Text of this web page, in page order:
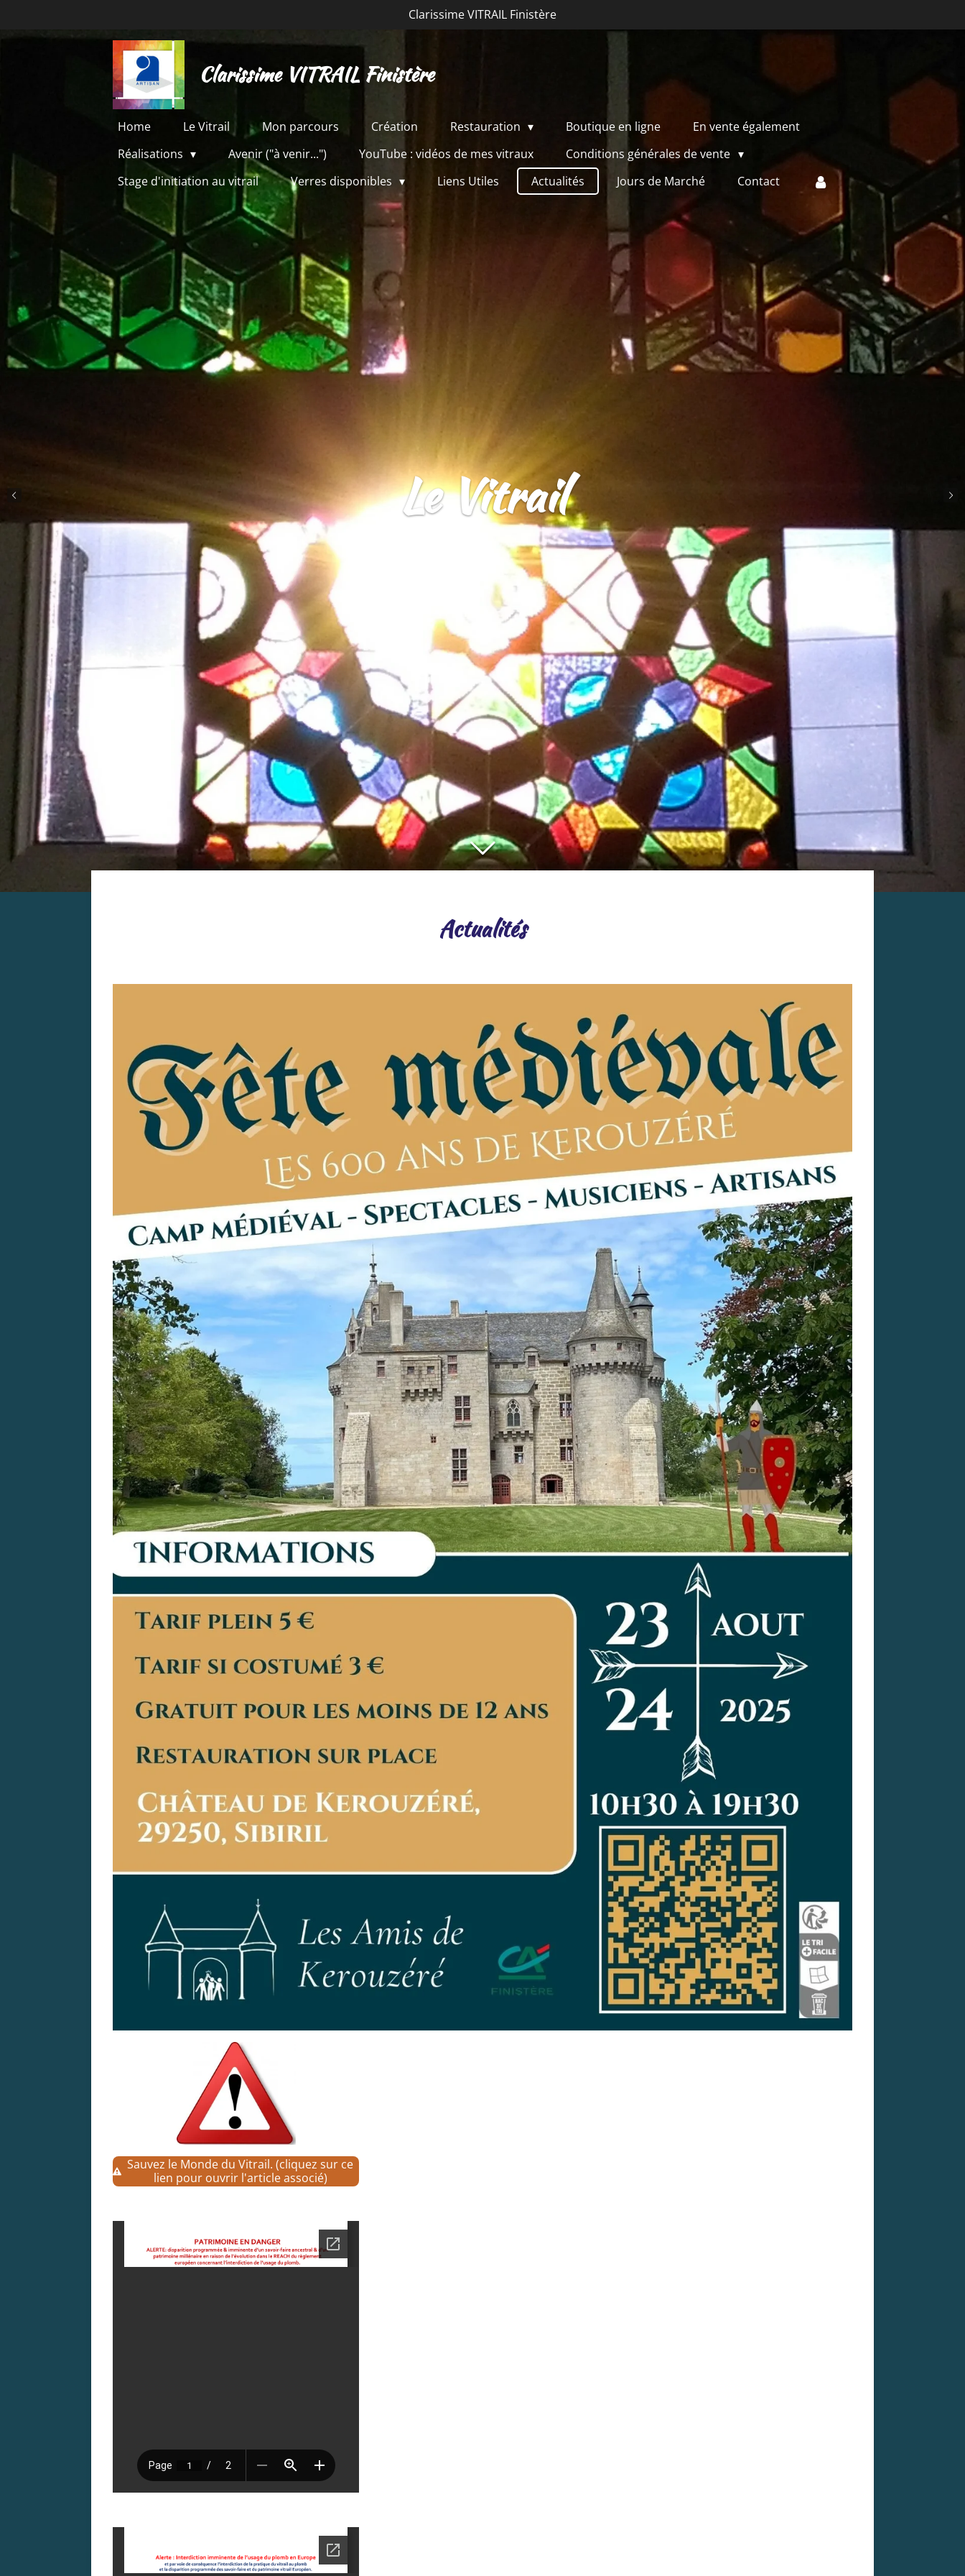
Clarissime VITRAIL Finistère
Clarissime VITRAIL Finistère
Home Le Vitrail Mon parcours Création Restauration Boutique en ligne
En vente également
Réalisations
Avenir ("à venir...") YouTube : vidéos de mes vitraux
Conditions générales de vente
Stage d'initiation au vitrail
Verres disponibles Liens Utiles Actualités Jours de Marché Contact
Mon parcours
Actualités
Sauvez le Monde du Vitrail. (cliquez sur ce
lien pour ouvrir l'article associé)